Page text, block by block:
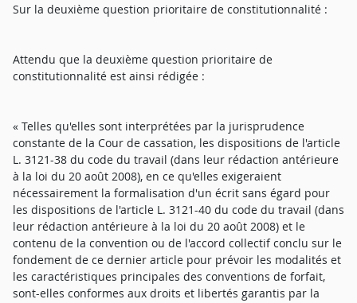
Sur la deuxième question prioritaire de constitutionnalité :
Attendu que la deuxième question prioritaire de
constitutionnalité est ainsi rédigée :
« Telles qu'elles sont interprétées par la jurisprudence
constante de la Cour de cassation, les dispositions de l'article
L. 3121-38 du code du travail (dans leur rédaction antérieure
à la loi du 20 août 2008), en ce qu'elles exigeraient
nécessairement la formalisation d'un écrit sans égard pour
les dispositions de l'article L. 3121-40 du code du travail (dans
leur rédaction antérieure à la loi du 20 août 2008) et le
contenu de la convention ou de l'accord collectif conclu sur le
fondement de ce dernier article pour prévoir les modalités et
les caractéristiques principales des conventions de forfait,
sont-elles conformes aux droits et libertés garantis par la